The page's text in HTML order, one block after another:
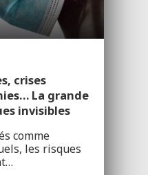
crises
La grande
invisibles
comme
les risques